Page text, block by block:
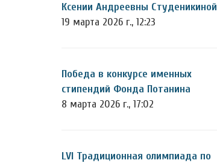
Ксении Андреевны Студеникиной
19 марта 2026 г., 12:23
Победа в конкурсе именных
стипендий Фонда Потанина
8 марта 2026 г., 17:02
LVI Традиционная олимпиада по